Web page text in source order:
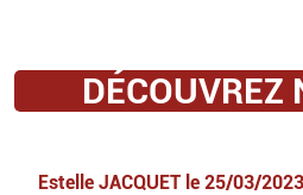
DÉCOUVREZ
Estelle JACQUET le 25/03/2023